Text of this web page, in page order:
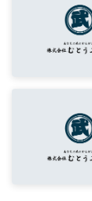
次回行くこと
６日間アッと